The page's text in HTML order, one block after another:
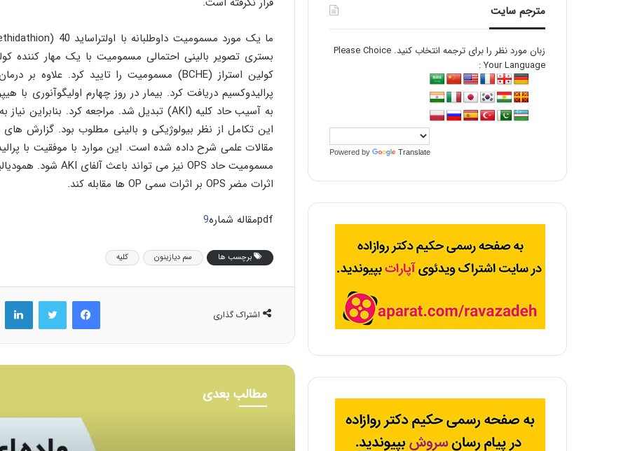
ما یک مورد مسمومیت داوطلبانه با اولتراساید 40 (
بستری تصویر بالینی احتمالی مسمومیت با یک مهار کننده
کولین استراز (BCHE) مسمومیت را تایید کرد. علاوه بر
پرالیدوکسیم دریافت کرد. بیمار در روز چهارم اولیگوآنوری با
به آسیب حاد کلیه (AKI) تبدیل شد. مراجعه کرد. بنابراین نیاز
این تکامل از نظر بیولوژیکی و بالینی مطلوب بود. گزارش های
مقالات علمی شرح داده شده است. این موارد با موفقیت با
مسمومیت حاد OPS نیز می تواند باعث آلفای AKI شود.
اثرات مضر OPS بر اثرات سمی OP ها مقابله کند.
pdfمقاله شماره 9
برچسب ها سم دیازینون کلیه
اشتراک گذاری
فیس بوک
مطالب بعدی
مترجم سایت
زبان مورد نظر را برای ترجمه انتخاب کنید. Please Choice
Your Language :
Powered by Translate